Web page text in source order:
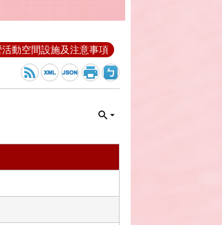
活動空間設施及注意事項